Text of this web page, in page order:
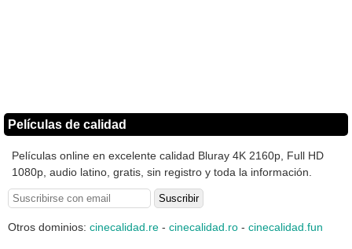
Películas de calidad
Películas online en excelente calidad Bluray 4K 2160p, Full HD
1080p, audio latino, gratis, sin registro y toda la información.
Otros dominios: cinecalidad.re - cinecalidad.ro - cinecalidad.fun